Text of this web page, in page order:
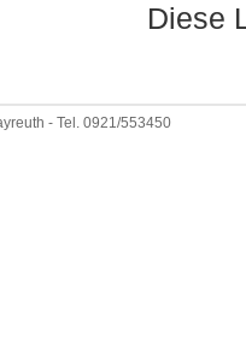
Diese
- Tel. 0921/553450